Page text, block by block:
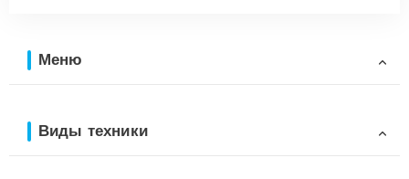
Меню
Виды техники